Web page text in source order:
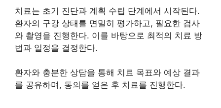
치료는 초기 진단과 계획 수립 단계에서 시작된다.
환자의 구강 상태를 면밀히 평가하고, 필요한 검사
와 촬영을 진행한다. 이를 바탕으로 최적의 치료 방
법과 일정을 결정한다.
환자와 충분한 상담을 통해 치료 목표와 예상 결과
를 공유하며, 동의를 얻은 후 치료를 진행한다.